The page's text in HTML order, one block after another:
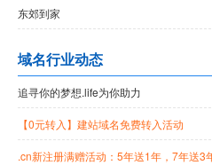
东郊到家
域名行业动态
追寻你的梦想.life为你助力
【0元转入】建站域名免费转入活动
.cn新注册满赠活动：5年送1年，7年送3